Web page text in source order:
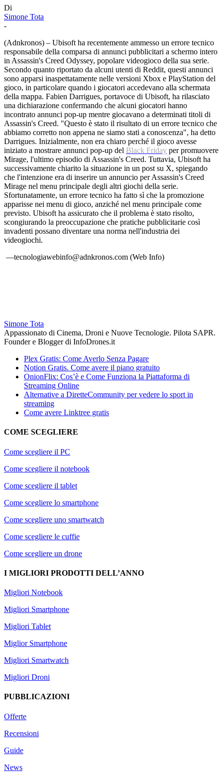
Di
Simone Tota
-
(Adnkronos) – Ubisoft ha recentemente ammesso un errore tecnico
responsabile della comparsa di annunci pubblicitari a schermo intero
in Assassin's Creed Odyssey, popolare videogioco della sua serie.
Secondo quanto riportato da alcuni utenti di Reddit, questi annunci
sono apparsi inaspettatamente nelle versioni Xbox e PlayStation del
gioco, in particolare quando i giocatori accedevano alla schermata
della mappa. Fabien Darrigues, portavoce di Ubisoft, ha rilasciato
una dichiarazione confermando che alcuni giocatori hanno
incontrato annunci pop-up mentre giocavano a determinati titoli di
Assassin's Creed. "Questo è stato il risultato di un errore tecnico che
abbiamo corretto non appena ne siamo stati a conoscenza", ha detto
Darrigues. Inizialmente, non era chiaro perché il gioco avesse
iniziato a mostrare annunci pop-up del Black Friday per promuovere
Mirage, l'ultimo episodio di Assassin's Creed. Tuttavia, Ubisoft ha
successivamente chiarito la situazione in un post su X, spiegando
che l'intenzione era di inserire un annuncio per Assassin's Creed
Mirage nel menu principale degli altri giochi della serie.
Sfortunatamente, un errore tecnico ha fatto sì che la promozione
apparisse nei menu di gioco, anziché nel menu principale come
previsto. Ubisoft ha assicurato che il problema è stato risolto,
scongiurando la preoccupazione che pratiche pubblicitarie così
invadenti possano diventare una norma nell'industria dei
videogiochi.
—tecnologiawebinfo@adnkronos.com (Web Info)
Simone Tota
Appassionato di Cinema, Droni e Nuove Tecnologie. Pilota SAPR.
Founder e Blogger di InfoDrones.it
Plex Gratis: Come Averlo Senza Pagare
Notion Gratis. Come avere il piano gratuito
OnionFlix: Cos’è e Come Funziona la Piattaforma di
Streaming Online
Alternative a DiretteCommunity per vedere lo sport in
streaming
Come avere Linktree gratis
COME SCEGLIERE
Come scegliere il PC
Come scegliere il notebook
Come scegliere il tablet
Come scegliere lo smartphone
Come scegliere uno smartwatch
Come scegliere le cuffie
Come scegliere un drone
I MIGLIORI PRODOTTI DELL’ANNO
Migliori Notebook
Migliori Smartphone
Migliori Tablet
Miglior Smartphone
Migliori Smartwatch
Migliori Droni
PUBBLICAZIONI
Offerte
Recensioni
Guide
News